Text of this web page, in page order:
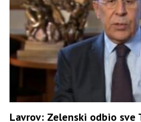
Lavrov: Zelenski odbio sve